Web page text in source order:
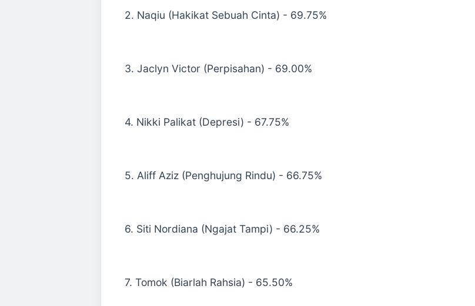
2. Naqiu (Hakikat Sebuah Cinta) - 69.75%
3. Jaclyn Victor (Perpisahan) - 69.00%
4. Nikki Palikat (Depresi) - 67.75%
5. Aliff Aziz (Penghujung Rindu) - 66.75%
6. Siti Nordiana (Ngajat Tampi) - 66.25%
7. Tomok (Biarlah Rahsia) - 65.50%